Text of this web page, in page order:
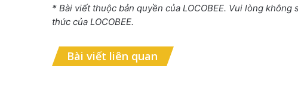
* Bài viết thuộc bản quyền của LOCOBEE. Vui lòng
thức của LOCOBEE.
Bài viết liên quan